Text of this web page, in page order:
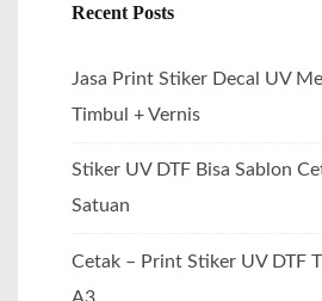
Recent Posts
Jasa Print Stiker Decal UV
Timbul + Vernis
Stiker UV DTF Bisa Sablon
Satuan
Cetak – Print Stiker UV DTF
A3